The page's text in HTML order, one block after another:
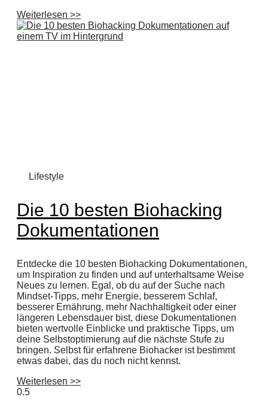
Weiterlesen >>
Lifestyle
Die 10 besten Biohacking
Dokumentationen
Entdecke die 10 besten Biohacking Dokumentationen,
um Inspiration zu finden und auf unterhaltsame Weise
Neues zu lernen. Egal, ob du auf der Suche nach
Mindset-Tipps, mehr Energie, besserem Schlaf,
besserer Ernährung, mehr Nachhaltigkeit oder einer
längeren Lebensdauer bist, diese Dokumentationen
bieten wertvolle Einblicke und praktische Tipps, um
deine Selbstoptimierung auf die nächste Stufe zu
bringen. Selbst für erfahrene Biohacker ist bestimmt
etwas dabei, das du noch nicht kennst.
Weiterlesen >>